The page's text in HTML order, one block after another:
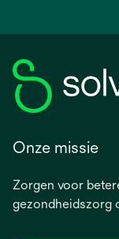
Onze missie
Zorgen voor
gezondheidszorg